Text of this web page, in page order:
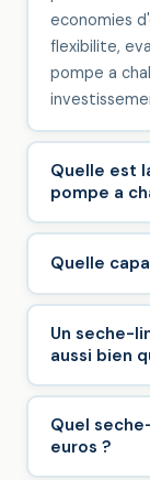
economies
flexibilite,
pompe a
Quelle est
pompe a
Quelle
Un seche-
aussi bien
Quel
euros ?